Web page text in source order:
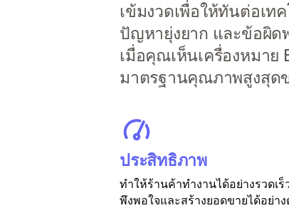
เข้มงวดเพื่อให้ทันต่อเท
ปัญหายุ่งยาก และข้อผิด
เมื่อคุณเห็นเครื่องหมาย
มาตรฐานคุณภาพสูงสุด
ประสิทธิภาพ
ทำให้ร้านค้าทำงานได้อย่างรวดเร็
พึงพอใจและสร้างยอดขายได้อย่าง